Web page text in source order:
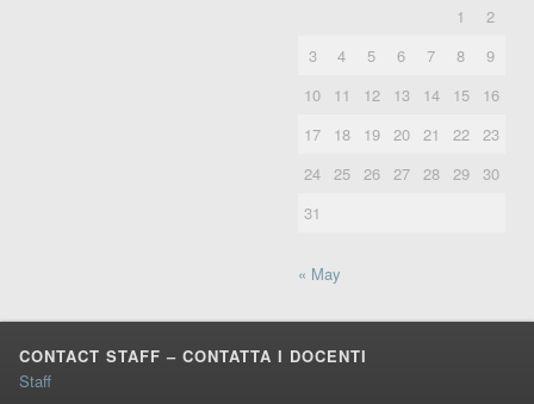
1
2
3
4 5 6 7 8
9
10
11 12 13 14 15
16
17
18 19 20 21 22 23
24 25 26 27 28 29 30
31
« May
CONTACT STAFF – CONTATTA I DOCENTI
Staff